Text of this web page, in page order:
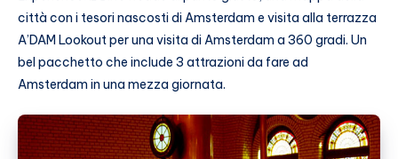
città con i tesori nascosti di Amsterdam e visita alla terrazza
A’DAM Lookout per una visita di Amsterdam a 360 gradi. Un
bel pacchetto che include 3 attrazioni da fare ad
Amsterdam in una mezza giornata.